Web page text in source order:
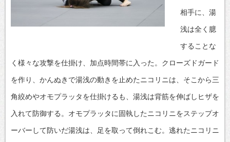
相手に、湯
浅は全く臆
することな
く様々な攻撃を仕掛け、加点時間帯に入った。クローズドガード
を作り、かんぬきで湯浅の動きを止めたニコリニは、そこから三
角絞めやオモプラッタを仕掛けるも、湯浅は背筋を伸ばしヒザを
入れて防御する。オモプラッタに固執したニコリニをステップオ
ーバーして防いだ湯浅は、足を取って倒れこむ。逃れたニコリニ